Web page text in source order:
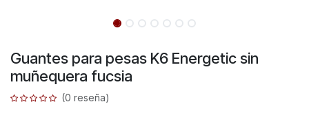
Guantes para pesas K6 Energetic sin
muñequera fucsia
(0 reseña)